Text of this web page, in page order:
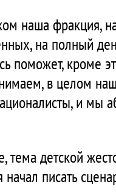
наша фракция,
на полный
поможет, кроме
в целом
и мы
детской
писать